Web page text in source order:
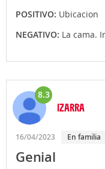
POSITIVO: Ubicacion
NEGATIVO: La cama.
8.3
IZARRA
16/04/2023 En familia
Genial